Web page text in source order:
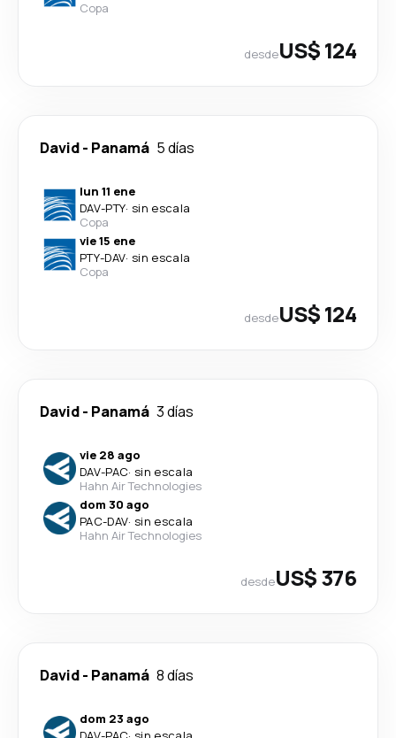
Copa
desdeUS$ 124
David- Panamá 5 días
lun 11 ene
DAV-PTY· sin escala
Copa
vie 15 ene
PTY-DAV· sin escala
Copa
desdeUS$ 124
David- Panamá 3 días
vie 28 ago
DAV-PAC· sin escala
Hahn Air Technologies
dom 30 ago
PAC-DAV· sin escala
Hahn Air Technologies
desdeUS$ 376
David- Panamá 8 días
dom 23 ago